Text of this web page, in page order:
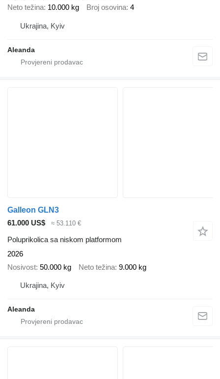
Neto težina 10.000 kg Broj osovina 4
Ukrajina, Kyiv
Aleanda
Galleon GLN3
61.000 US$
≈ 53.110 €
Poluprikolica sa niskom platformom
2026
Nosivost 50.000 kg Neto težina 9.000 kg
Ukrajina, Kyiv
Aleanda